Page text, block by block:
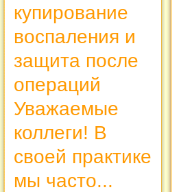
купирование
воспаления и
защита после
операций
Уважаемые
коллеги! В
своей практике
мы часто...